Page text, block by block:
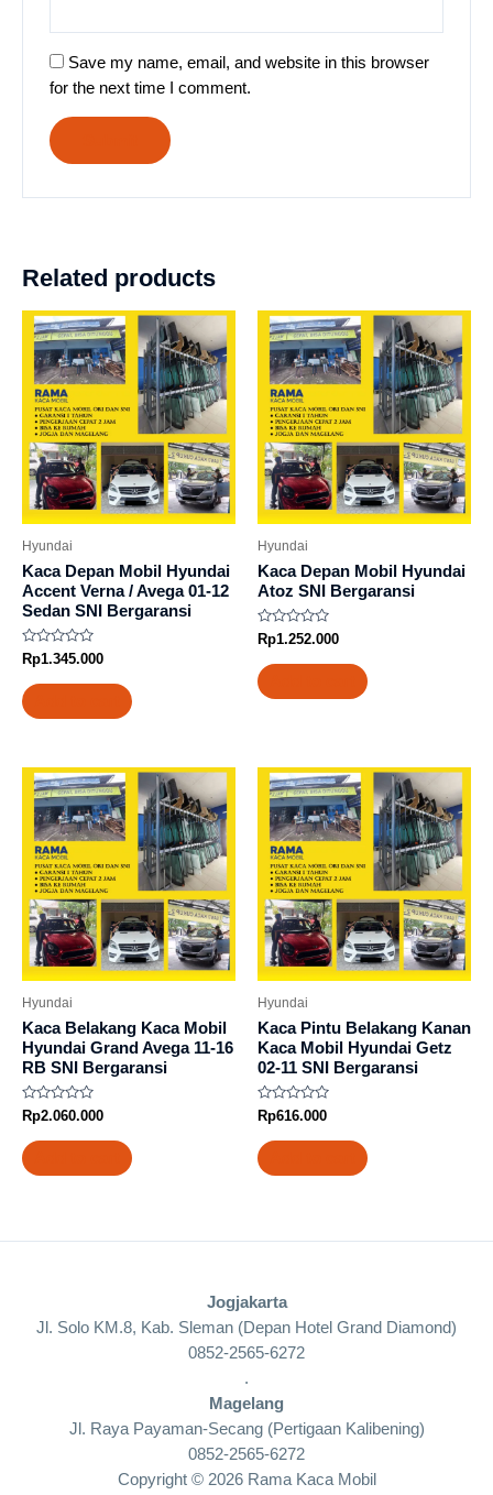
Save my name, email, and website in this browser
for the next time I comment.
Related products
Hyundai
Kaca Depan Mobil Hyundai
Accent Verna / Avega 01-12
Sedan SNI Bergaransi
Rated
0
out
of
5
Rp1.345.000
Hyundai
Kaca Depan Mobil Hyundai
Atoz SNI Bergaransi
Rated
0
out
of
5
Rp1.252.000
Hyundai
Kaca Belakang Kaca Mobil
Hyundai Grand Avega 11-16
RB SNI Bergaransi
Rated
0
out
of
5
Rp2.060.000
Hyundai
Kaca Pintu Belakang Kanan
Kaca Mobil Hyundai Getz
02-11 SNI Bergaransi
Rated
0
out
of
5
Rp616.000
Jogjakarta
Jl. Solo KM.8, Kab. Sleman (Depan Hotel Grand Diamond)
0852-2565-6272
.
Magelang
Jl. Raya Payaman-Secang (Pertigaan Kalibening)
0852-2565-6272
Copyright © 2026 Rama Kaca Mobil